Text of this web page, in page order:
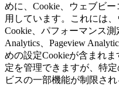
めに、Cookie、ウェブビ
用しています。これには
Cookie、パフォーマンス
Analytics、Pageview
めの設定Cookieが含まれ
定を管理できますが、特
ビスの一部機能が制限され